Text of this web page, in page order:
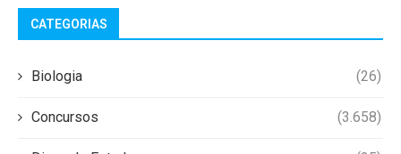
CATEGORIAS
Biologia (26)
Concursos (3.658)